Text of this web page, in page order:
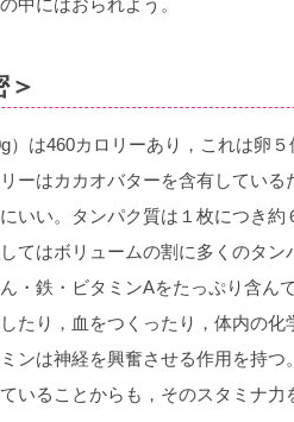
中にはおられよう。
は460カロリーあり，これは卵
ーはカカオバターを含有してい
いい。タンパク質は１枚につき
てはボリュームの割に多くのタ
・鉄・ビタミンAをたっぷり含ん
たり，血をつくったり，体内の
ンは神経を興奮させる作用を持
いることからも，そのスタミナ